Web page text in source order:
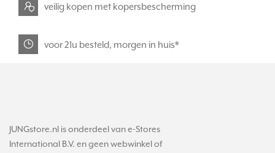
veilig kopen met kopersbescherming
voor 21u besteld, morgen in huis*
JUNGstore.nl is onderdeel van e-Stores
International B.V. en geen webwinkel of